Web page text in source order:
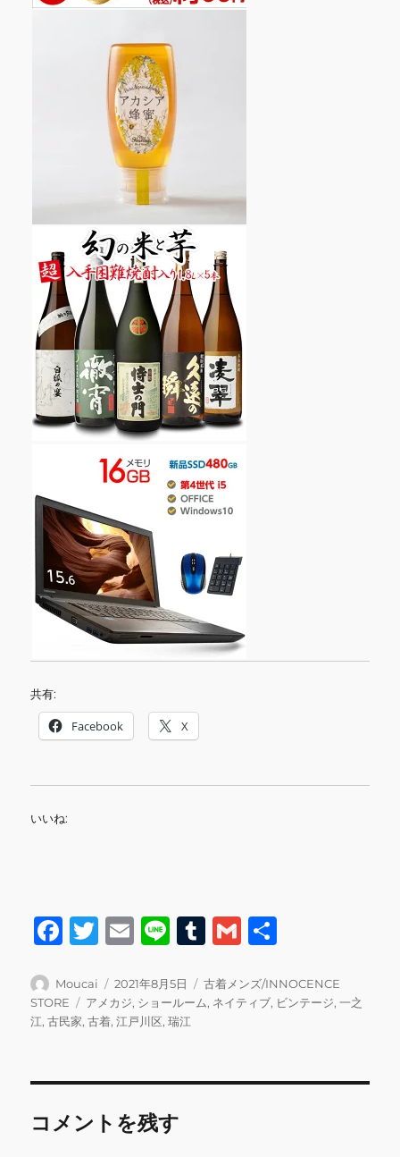
共有:
Facebook X
いいね:
F
c
e
o
k
T
it
te
E
ai
l
Li
e
T
m
bl
G
ai
l
投
稿
者
Moucai
投
稿
日:
2021年8月5日
カ
テ
古着メンズ/INNOCENCE
STORE
タ
グ
アメカジ, ショールーム, ネイティブ, ビンテージ,一之
江,古民家,古着,江戸川区,瑞江
コメントを残す